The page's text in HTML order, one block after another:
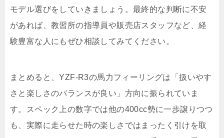
モデル選びをしていきましょう。最終的な判断に不安
があれば、教習所の指導員や販売店スタッフなど、経
験豊富な人にもぜひ相談してみてください。
まとめると、YZF-R3の馬力フィーリングは「扱いやす
さと楽しさのバランスが良い」方向に振られていま
す。スペック上の数字では他の400cc勢に一歩譲りつつ
も、実際に走らせた時の楽しさではまったく引けを取